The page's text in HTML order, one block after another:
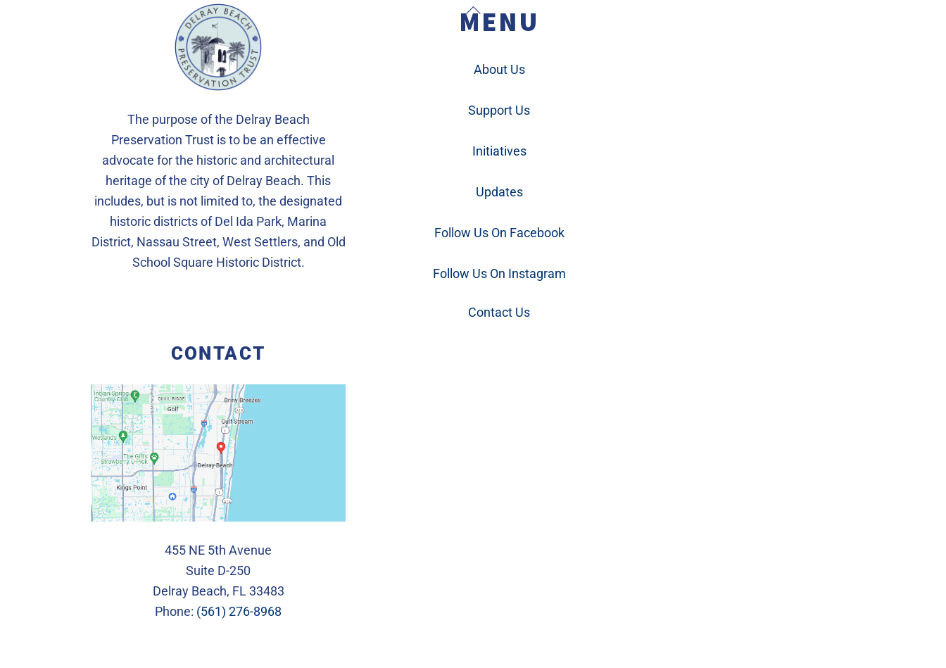
Back
To
The purpose of the Delray Beach
Preservation Trust is to be an effective
advocate for the historic and architectural
heritage of the city of Delray Beach. This
includes, but is not limited to, the designated
historic districts of Del Ida Park, Marina
District, Nassau Street, West Settlers, and Old
School Square Historic District.
MENU
About Us
Support Us
Initiatives
Updates
Follow Us On Facebook
Follow Us On Instagram
Contact Us
CONTACT
455 NE 5th Avenue
Suite D-250
Delray Beach, FL 33483
Phone: (561) 276-8968